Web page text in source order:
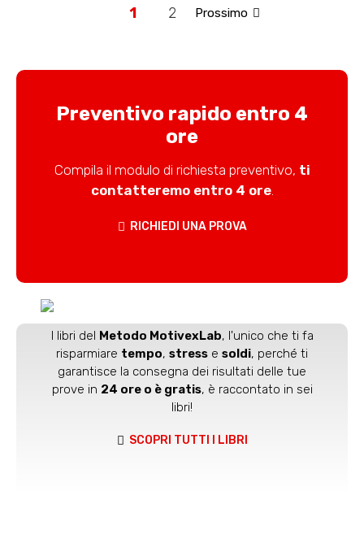
1 2 Prossimo
Preventivo rapido entro 4
ore
Compila il modulo di richiesta preventivo, ti
contatteremo entro 4 ore.
RICHIEDI UNA PROVA
I libri del Metodo MotivexLab, l'unico che ti fa
risparmiare tempo, stress e soldi, perché ti
garantisce la consegna dei risultati delle tue
prove in 24 ore o è gratis, è raccontato in sei
libri!
SCOPRI TUTTI I LIBRI